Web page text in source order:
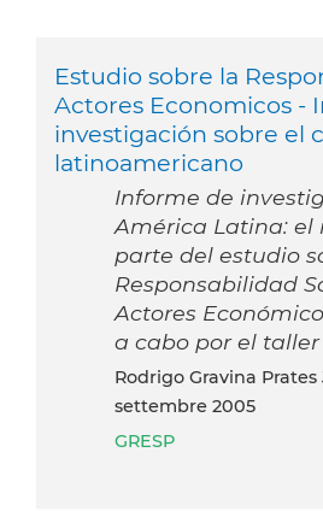
Estudio sobre la
Actores Economicos -
investigación sobre el
latinoamericano
Informe de
América Latina: el
parte del estudio
Responsabilidad
Actores
a cabo por el taller
Rodrigo Gravina Prates Junqueira,
settembre 2005
GRESP